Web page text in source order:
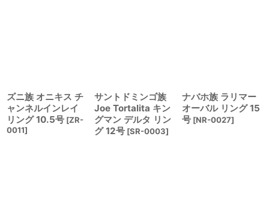
ズニ族 オニキス チ
ャンネルインレイ
リング 10.5号 [ZR-
0011]
サントドミンゴ族
Joe Tortalita キン
グマン デルタ リン
グ 12号 [SR-0003]
ナバホ族 ラリマー
オーバル リング 15
号 [NR-0027]